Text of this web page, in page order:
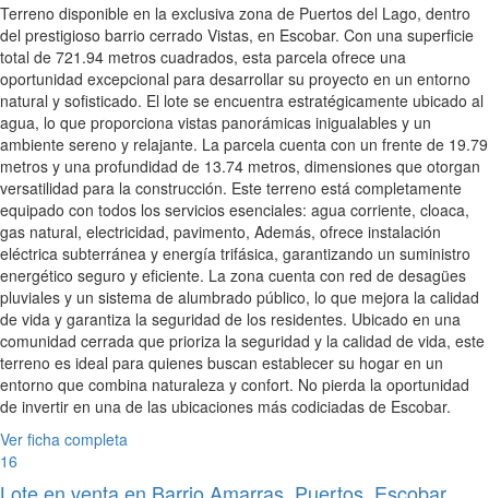
Terreno disponible en la exclusiva zona de Puertos del Lago, dentro
del prestigioso barrio cerrado Vistas, en Escobar. Con una superficie
total de 721.94 metros cuadrados, esta parcela ofrece una
oportunidad excepcional para desarrollar su proyecto en un entorno
natural y sofisticado. El lote se encuentra estratégicamente ubicado al
agua, lo que proporciona vistas panorámicas inigualables y un
ambiente sereno y relajante. La parcela cuenta con un frente de 19.79
metros y una profundidad de 13.74 metros, dimensiones que otorgan
versatilidad para la construcción. Este terreno está completamente
equipado con todos los servicios esenciales: agua corriente, cloaca,
gas natural, electricidad, pavimento, Además, ofrece instalación
eléctrica subterránea y energía trifásica, garantizando un suministro
energético seguro y eficiente. La zona cuenta con red de desagües
pluviales y un sistema de alumbrado público, lo que mejora la calidad
de vida y garantiza la seguridad de los residentes. Ubicado en una
comunidad cerrada que prioriza la seguridad y la calidad de vida, este
terreno es ideal para quienes buscan establecer su hogar en un
entorno que combina naturaleza y confort. No pierda la oportunidad
de invertir en una de las ubicaciones más codiciadas de Escobar.
Ver ficha completa
16
Lote en venta en Barrio Amarras, Puertos, Escobar.